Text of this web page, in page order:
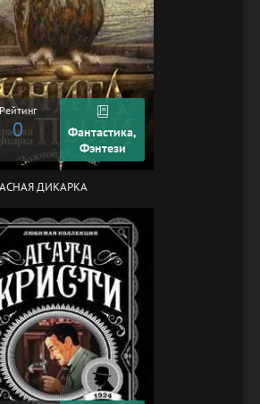
Рейтинг
0
Фантастика,
Фэнтези
ДИКАРКА